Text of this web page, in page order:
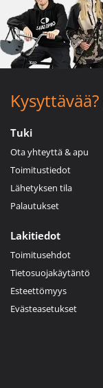
Kysyttävää?
Tuki
Ota yhteyttä & apu
Toimitustiedot
Lähetyksen tila
Palautukset
Lakitiedot
Toimitusehdot
Tietosuojakäytäntö
Esteettömyys
Evästeasetukset